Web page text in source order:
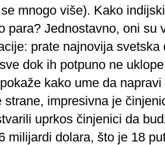
mnogo više). Kako
para? Jednostavno, oni su
prate najnovija
dok ih potpuno ne
kako ume da
strane, impresivna je
uprkos činjenici da
milijardi dolara, što je 18